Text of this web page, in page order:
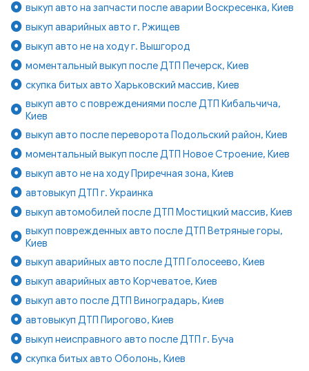
выкуп авто на запчасти после аварии Воскресенка, Киев
выкуп аварийных авто г. Ржищев
выкуп авто не на ходу г. Вышгород
моментальный выкуп после ДТП Печерск, Киев
скупка битых авто Харьковский массив, Киев
выкуп авто с повреждениями после ДТП Кибальчича,
Киев
выкуп авто после переворота Подольский район, Киев
моментальный выкуп после ДТП Новое Строение, Киев
выкуп авто не на ходу Приречная зона, Киев
автовыкуп ДТП г. Украинка
выкуп автомобилей после ДТП Мостицкий массив, Киев
выкуп поврежденных авто после ДТП Ветряные горы,
Киев
выкуп аварийных авто после ДТП Голосеево, Киев
выкуп аварийных авто Корчеватое, Киев
выкуп авто после ДТП Виноградарь, Киев
автовыкуп ДТП Пирогово, Киев
выкуп неисправного авто после ДТП г. Буча
скупка битых авто Оболонь, Киев